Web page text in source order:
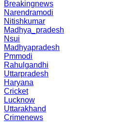
Breakingnews
Narendramodi
Nitishkumar
Madhya_pradesh
Nsui
Madhyapradesh
Pmmodi
Rahulgandhi
Uttarpradesh
Haryana
Cricket
Lucknow
Uttarakhand
Crimenews